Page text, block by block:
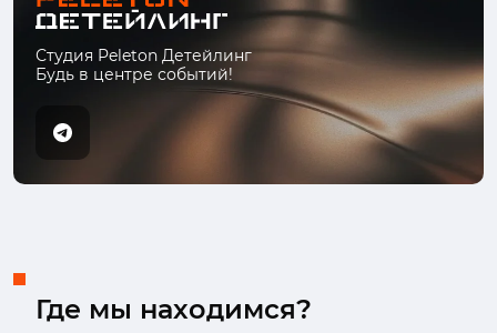
Студия Peleton Детейлинг
Будь в центре событий!
Где мы находимся?